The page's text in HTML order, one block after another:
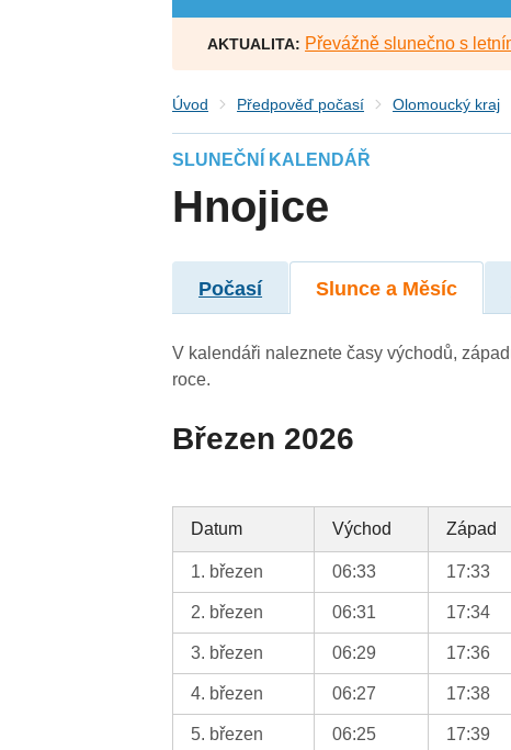
AKTUALITA: Převážně slunečno s
Úvod Předpověď počasí Olomoucký kraj
SLUNEČNÍ KALENDÁŘ
Hnojice
Počasí Slunce a Měsíc
V kalendáři naleznete časy východů,
roce.
Březen 2026
Datum Východ Západ
1. březen 06:33 17:33
2. březen 06:31 17:34
3. březen 06:29 17:36
4. březen 06:27 17:38
5. březen 06:25 17:39